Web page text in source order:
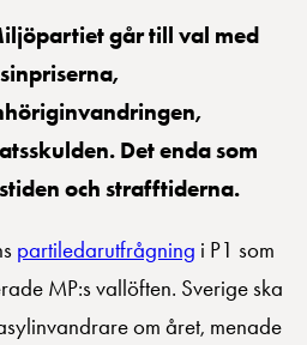
går till val med
Det enda som
och strafftiderna.
partiledarutfrågning i P1 som
MP:s vallöften. Sverige ska
om året, menade